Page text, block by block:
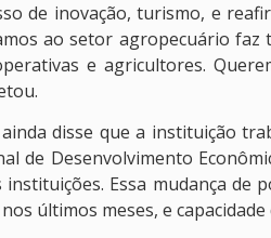
de inovação, turismo, e
ao setor agropecuário faz
e agricultores.
disse que a instituição
de Desenvolvimento
instituições. Essa mudança de
últimos meses, e